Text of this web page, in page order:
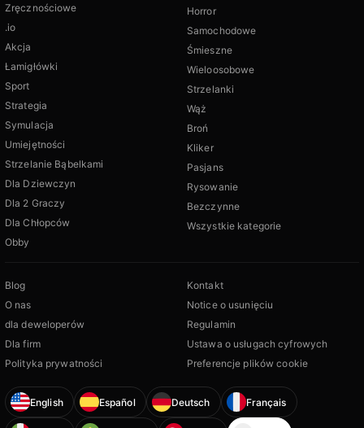
Zręcznościowe
.io
Akcja
Łamigłówki
Sport
Strategia
Symulacja
Umiejętności
Strzelanie Bąbelkami
Dla Dziewczyn
Dla 2 Graczy
Dla Chłopców
Obby
Horror
Samochodowe
Śmieszne
Wieloosobowe
Strzelanki
Wąż
Broń
Kliker
Pasjans
Rysowanie
Bezczynne
Wszystkie kategorie
Blog
O nas
dla deweloperów
Dla firm
Polityka prywatności
Kontakt
Notice o usunięciu
Regulamin
Ustawa o usługach cyfrowych
Preferencje plików cookie
English Español Deutsch Français